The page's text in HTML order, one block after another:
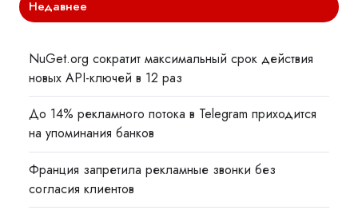
Недавнее
NuGet.org сократит максимальный срок действия
новых API-ключей в 12 раз
До 14% рекламного потока в Telegram приходится
на упоминания банков
Франция запретила рекламные звонки без
согласия клиентов